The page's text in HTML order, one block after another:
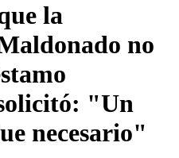
la
no
"Un
necesario"